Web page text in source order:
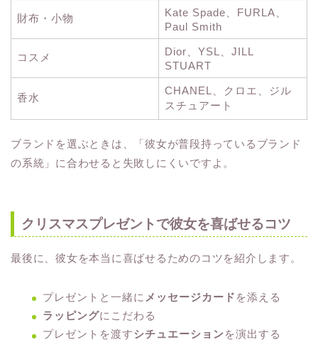
財布・小物
Kate Spade、FURLA、
Paul Smith
コスメ
Dior、YSL、JILL
STUART
香水
CHANEL、クロエ、ジル
スチュアート
ブランドを選ぶときは、「彼女が普段持っているブランド
の系統」に合わせると失敗しにくいですよ。
クリスマスプレゼントで彼女を喜ばせるコツ
最後に、彼女を本当に喜ばせるためのコツを紹介します。
プレゼントと一緒に メッセージカード を添える
ラッピングにこだわる
プレゼントを渡すシチュエーションを演出する